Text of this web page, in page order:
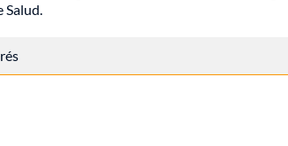
Salud.